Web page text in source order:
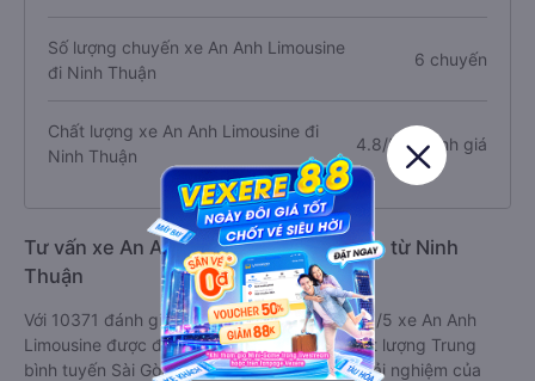
Số lượng chuyến xe An Anh Limousine
đi Ninh Thuận
6 chuyến
Chất lượng xe An Anh Limousine đi
Ninh Thuận
4.8/5.0 đánh giá
Tư vấn xe An Anh Limousine đi Sài Gòn từ Ninh
Thuận
Với 10371 đánh giá với điểm trung bình là 4.8/5 xe An Anh
Limousine được đánh giá là xe khách có chất lượng Trung
bình tuyến Sài Gòn đi Ninh Thuận dựa trên trải nghiệm của